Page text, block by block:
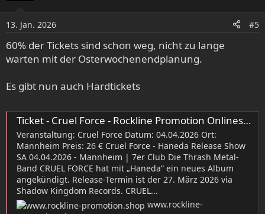
13. Jan. 2026 #5
60% der Tickets sind schon weg, nicht zu lange
warten mit der Osterwochenendplanung.
Es gibt nun auch Hardtickets
Ticket - Cruel Force - Rockline Promotion Onlineshop
Veranstaltung: Cruel Force Datum: 04.04.2026 Ort:
Mannheim Preis: 26 € Cruel Force - Haneda Release Show
SA 04.04.2026 - Mannheim | 7er Club Die Thrash Metal-
Band CRUEL FORCE hat mit „Haneda“ ein neues Album
angekündigt. Release-Termin ist der 27. März 2026 via
Shadow Kingdom Records. CRUEL...
www.rockline-